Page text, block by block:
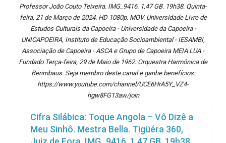
Professor João Couto Teixeira. IMG_9416. 1,47 GB. 19h38. Quinta-
feira, 21 de Março de 2024. HD 1080p. MOV. Universidade Livre de
Estudos Culturais da Capoeira - Universidade da Capoeira -
UNICAPOEIRA, Instituto de Educação Socioambiental - IESAMBI,
Associação de Capoeira - ASCA e Grupo de Capoeira MEIA LUA -
Fundado Terça-feira, 29 de Maio de 1962. Orquestra Harmônica de
Berimbaus. Seja membro deste canal e ganhe benefícios:
https://www.youtube.com/channel/UCE6HrA5Y_VZ4-
hgw8FG13aw/join
Cifra Silábica: Toque Angola – Vô Dizê a
Meu Sinhô. Mestra Bella. Tigüéra 360,